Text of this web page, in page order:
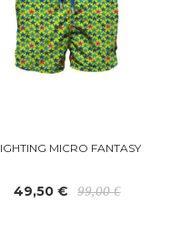
MICRO FANTASY
49,50 € 99,00 €